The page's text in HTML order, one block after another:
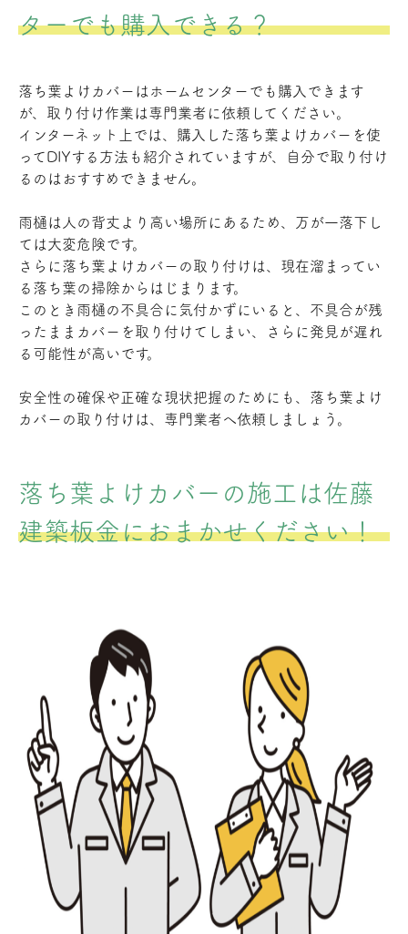
ターでも購入できる？
落ち葉よけカバーはホームセンターでも購入できます
が、取り付け作業は専門業者に依頼してください。
インターネット上では、購入した落ち葉よけカバーを使
ってDIYする方法も紹介されていますが、自分で取り付け
るのはおすすめできません。
雨樋は人の背丈より高い場所にあるため、万が一落下し
ては大変危険です。
さらに落ち葉よけカバーの取り付けは、現在溜まってい
る落ち葉の掃除からはじまります。
このとき雨樋の不具合に気付かずにいると、不具合が残
ったままカバーを取り付けてしまい、さらに発見が遅れ
る可能性が高いです。
安全性の確保や正確な現状把握のためにも、落ち葉よけ
カバーの取り付けは、専門業者へ依頼しましょう。
落ち葉よけカバーの施工は佐藤
建築板金におまかせください！